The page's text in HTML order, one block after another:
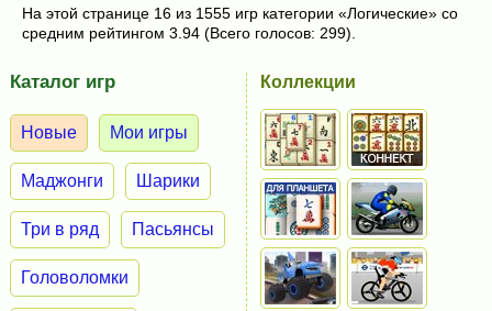
На этой странице 16 из 1555 игр категории «Логические» со
средним рейтингом 3.94 (Всего голосов: 299).
Каталог игр
Новые Мои игры
Маджонги Шарики
Три в ряд Пасьянсы
Головоломки
Коллекции